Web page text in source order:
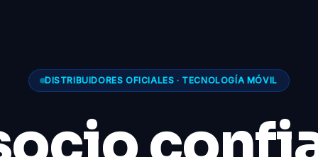
DISTRIBUIDORES OFICIALES · TECNOLOGÍA MÓVIL